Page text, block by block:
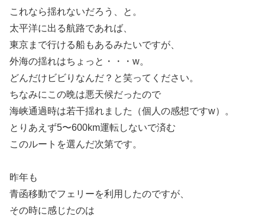
これなら揺れないだろう、と。
太平洋に出る航路であれば、
東京まで行ける船もあるみたいですが、
外海の揺れはちょっと・・・w。
どんだけビビりなんだ？と笑ってください。
ちなみにこの晩は悪天候だったので
海峡通過時は若干揺れました（個人の感想ですw）。
とりあえず5〜600km運転しないで済む
このルートを選んだ次第です。
昨年も
青函移動でフェリーを利用したのですが、
その時に感じたのは